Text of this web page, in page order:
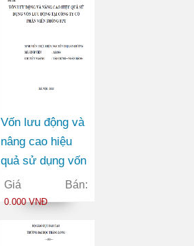
Vốn lưu động và
nâng cao hiệu
quả sử dụng vốn
lưu động tại Công
ty Cổ phần Viễn
Giá Bán:
0.000 VNĐ